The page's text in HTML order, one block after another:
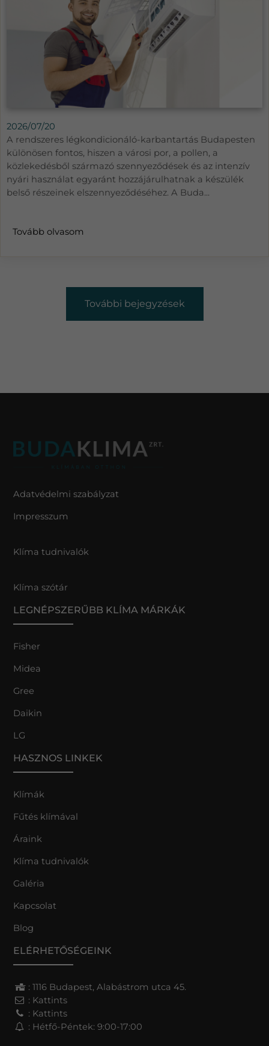
2026/07/20
A rendszeres légkondicionáló-karbantartás Budapesten
különösen fontos, hiszen a városi por, a pollen, a
közlekedésből származó szennyeződések és az intenzív
nyári használat egyaránt hozzájárulhatnak a készülék
belső részeinek elszennyeződéséhez. A Buda...
Tovább olvasom
További bejegyzések
Adatvédelmi szabályzat
Impresszum
Klíma tudnivalók
Klíma szótár
LEGNÉPSZERŰBB KLÍMA MÁRKÁK
Fisher
Midea
Gree
Daikin
LG
HASZNOS LINKEK
Klímák
Fűtés klímával
Áraink
Klíma tudnivalók
Galéria
Kapcsolat
Blog
ELÉRHETŐSÉGEINK
: 1116 Budapest, Alabástrom utca 45.
: Kattints
: Kattints
: Hétfő-Péntek: 9:00-17:00